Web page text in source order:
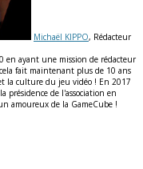
Michaël KIPPO, Rédacteur
en ayant une mission de rédacteur
fait maintenant plus de 10 ans
la culture du jeu vidéo ! En 2017
présidence de l'association en
amoureux de la GameCube !